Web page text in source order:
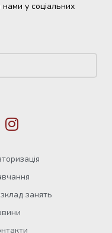
у соціальних
занять